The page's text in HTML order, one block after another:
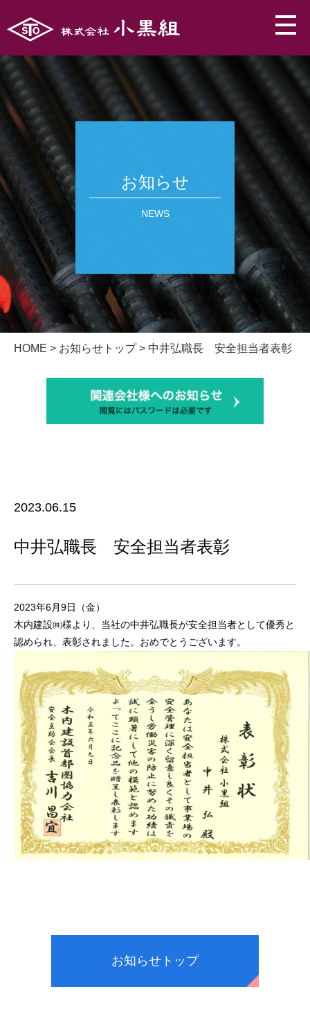
お知らせ
NEWS
HOME > お知らせトップ> 中井弘職長 安全担当者表彰
2023.06.15
中井弘職長 安全担当者表彰
2023年6月9日（金）
木内建設㈱様より、当社の中井弘職長が安全担当者として優秀と
認められ、表彰されました。おめでとうございます。
お知らせトップ